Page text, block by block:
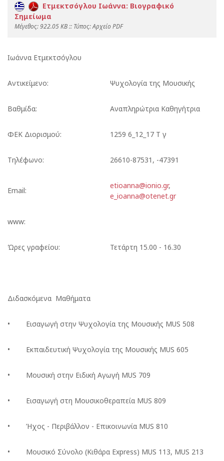
Ετμεκτσόγλου Ιωάννα: Βιογραφικό
Σημείωμα
Mέγεθος: 922.05 KB :: Τύπος: Αρχείο PDF
Ιωάννα Ετμεκτσόγλου
Αντικείμενο: Ψυχολογία της Μουσικής
Βαθμίδα: Αναπληρώτρια Καθηγήτρια
ΦΕΚ Διορισμού: 1259 6_12_17 Τ γ
Τηλέφωνο: 26610-87531, -47391
Email:
etioanna@ionio.gr,
e_ioanna@otenet.gr
www:
Ώρες γραφείου: Τετάρτη 15.00 - 16.30
Διδασκόμενα Μαθήματα
• Εισαγωγή στην Ψυχολογία της Μουσικής MUS 508
• Εκπαιδευτική Ψυχολογία της Μουσικής MUS 605
• Μουσική στην Ειδική Αγωγή MUS 709
• Εισαγωγή στη Μουσικοθεραπεία MUS 809
• Ήχος - Περιβάλλον - Επικοινωνία MUS 810
• Μουσικό Σύνολο (Κιθάρα Express) MUS 113, MUS 213